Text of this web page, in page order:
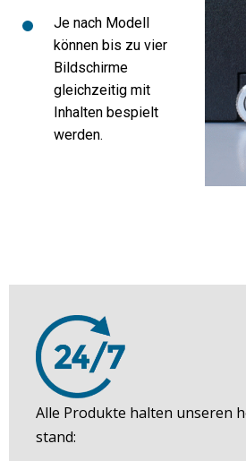
Je nach Modell
können bis zu vier
Bildschirme
gleichzeitig mit
Inhalten bespielt
werden.
Alle Produkte halten unseren
stand: